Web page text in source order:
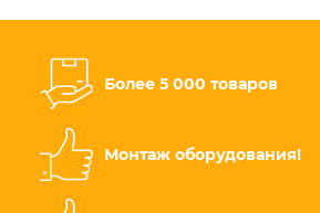
Более 5 000 товаров
Монтаж оборудования!